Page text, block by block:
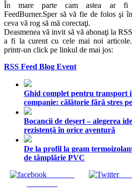
În mare parte cam astea ar fi
FeedBurner.Sper să vă fie de folos şi
ceva vă rog să mă corectaţi.
Deasmenea vă invit să vă abonaţi la
a fi la curent cu cele mai noi
printr-un click pe linkul de mai jos:
RSS Feed Blog Event
Ghid complet pentru transport
companie: călătorie fără stres
Bocancii de deșert – alegerea
rezistență în orice aventură
De la profil la geam
de tâmplărie PVC